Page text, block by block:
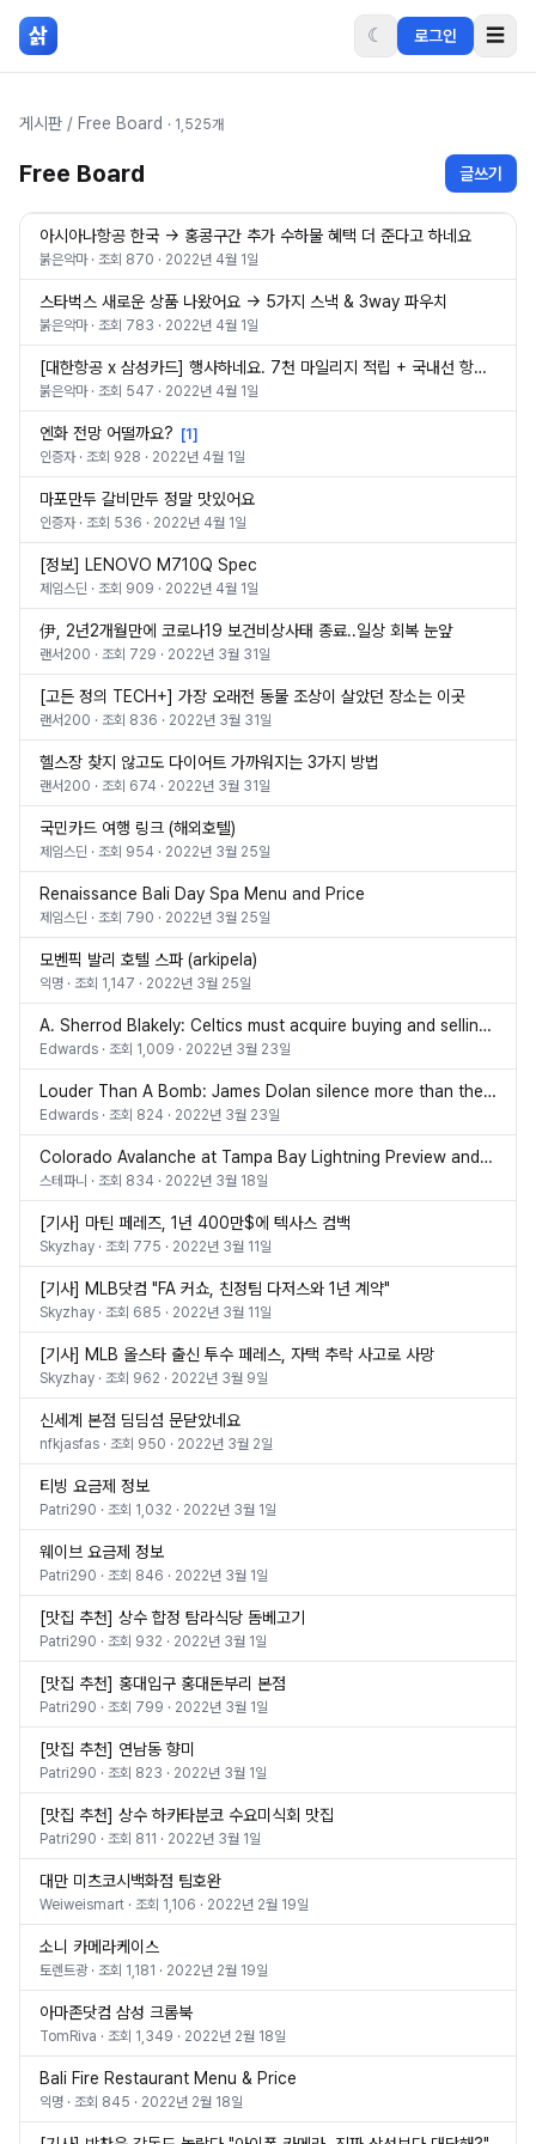
본문 바로가기
삵 ☾ 로그인 ☰
게시판 / Free Board · 1,525개
Free Board 글쓰기
아시아나항공 한국 → 홍콩구간 추가 수하물 혜택 더 준다고 하네요
붉은악마· 조회 870 · 2022년 4월 1일
스타벅스 새로운 상품 나왔어요 -> 5가지 스낵 & 3way 파우치
붉은악마· 조회 783 · 2022년 4월 1일
[대한항공 x 삼성카드] 행사하네요. 7천 마일리지 적립 + 국내선 항공권
붉은악마· 조회 547 · 2022년 4월 1일
엔화 전망 어떨까요? [1 ]
인증자· 조회 928 · 2022년 4월 1일
마포만두 갈비만두 정말 맛있어요
인증자· 조회 536 · 2022년 4월 1일
[정보] LENOVO M710Q Spec
제임스딘 · 조회 909 · 2022년 4월 1일
伊, 2년2개월만에 코로나19 보건비상사태 종료..일상 회복 눈앞
랜서200 · 조회 729 · 2022년 3월 31일
[고든 정의 TECH+] 가장 오래전 동물 조상이 살았던 장소는 이곳
랜서200 · 조회 836 · 2022년 3월 31일
헬스장 찾지 않고도 다이어트 가까워지는 3가지 방법
랜서200 · 조회 674 · 2022년 3월 31일
국민카드 여행 링크 (해외호텔)
제임스딘 · 조회 954 · 2022년 3월 25일
Renaissance Bali Day Spa Menu and Price
제임스딘 · 조회 790 · 2022년 3월 25일
모벤픽 발리 호텔 스파 (arkipela)
익명 · 조회 1,147 · 2022년 3월 25일
A. Sherrod Blakely: Celtics must acquire buying and selling Dennis Schroder, Josh Richardson
Edwards · 조회 1,009 · 2022년 3월 23일
Louder Than A Bomb: James Dolan silence more than the Knicks is acquainted, scary & virtually human
Edwards · 조회 824 · 2022년 3월 23일
Colorado Avalanche at Tampa Bay Lightning Preview and Match Working day Thread: Clash of having difficulties contenders
스테파니 · 조회 834 · 2022년 3월 18일
[기사] 마틴 페레즈, 1년 400만$에 텍사스 컴백
Skyzhay · 조회 775 · 2022년 3월 11일
[기사] MLB닷컴 "FA 커쇼, 친정팀 다저스와 1년 계약"
Skyzhay · 조회 685 · 2022년 3월 11일
[기사] MLB 올스타 출신 투수 페레스, 자택 추락 사고로 사망
Skyzhay · 조회 962 · 2022년 3월 9일
신세계 본점 딤딤섬 문닫았네요
nfkjasfas · 조회 950 · 2022년 3월 2일
티빙 요금제 정보
Patri290 · 조회 1,032 · 2022년 3월 1일
웨이브 요금제 정보
Patri290 · 조회 846 · 2022년 3월 1일
[맛집 추천] 상수 합정 탐라식당 돔베고기
Patri290 · 조회 932 · 2022년 3월 1일
[맛집 추천] 홍대입구 홍대돈부리 본점
Patri290 · 조회 799 · 2022년 3월 1일
[맛집 추천] 연남동 향미
Patri290 · 조회 823 · 2022년 3월 1일
[맛집 추천] 상수 하카타분코 수요미식회 맛집
Patri290 · 조회 811 · 2022년 3월 1일
대만 미츠코시백화점 팀호완
Weiweismart · 조회 1,106 · 2022년 2월 19일
소니 카메라케이스
토렌트광· 조회 1,181 · 2022년 2월 19일
아마존닷컴 삼성 크롬북
TomRiva · 조회 1,349 · 2022년 2월 18일
Bali Fire Restaurant Menu & Price
익명 · 조회 845 · 2022년 2월 18일